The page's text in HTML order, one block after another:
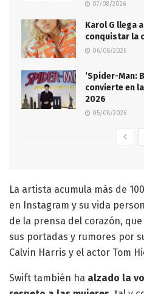
07/08/2026
Karol G llega
conquistar la
06/08/2026
‘Spider-Man:
convierte en
2026
05/08/2026
La artista acumula más de
en Instagram y su vida
de la prensa del corazón,
sus portadas y rumores por
Calvin Harris y el actor Tom
Swift también ha alzado la